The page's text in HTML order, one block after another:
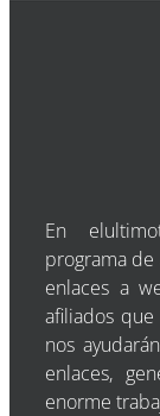
En
programa de
enlaces a
afiliados
nos
enlaces,
enorme